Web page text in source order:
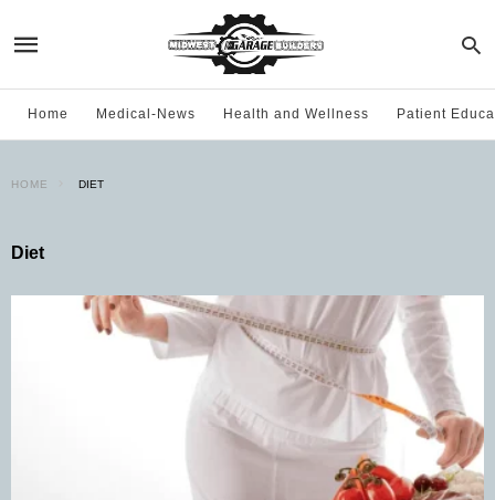
Home Medical-News Health and Wellness Patient
HOME DIET
Diet